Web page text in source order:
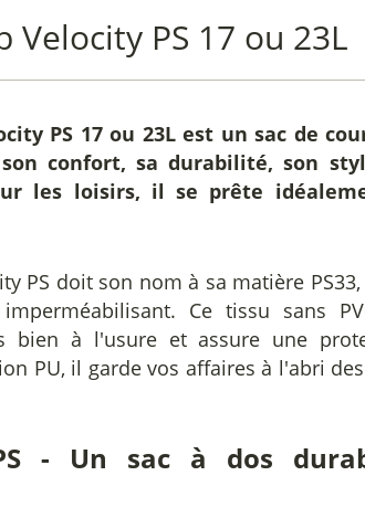
Velocity PS 17 ou 23L
PS 17 ou 23Lest un sac de
confort, sa durabilité, son
les loisirs, il se prête
PS doit son nom à sa matière
Ce tissu sans
bien à l'usure et assure une
PU, il garde vos affaires à l'abri
- Un sac à dos